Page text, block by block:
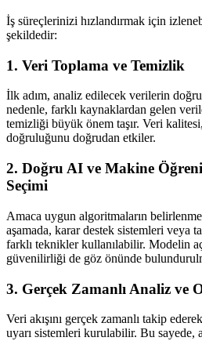
İş süreçlerinizi hızlandırmak için
şekildedir:
1. Veri Toplama ve Temizlik
İlk adım, analiz edilecek verilerin
nedenle, farklı kaynaklardan gelen
temizliği büyük önem taşır. Veri
doğruluğunu doğrudan etkiler.
2. Doğru AI ve Makine
Seçimi
Amaca uygun algoritmaların
aşamada, karar destek sistemleri veya
farklı teknikler kullanılabilir. Modelin
güvenilirliği de göz önünde
3. Gerçek Zamanlı Analiz ve
Veri akışını gerçek zamanlı takip
uyarı sistemleri kurulabilir. Bu sayede,